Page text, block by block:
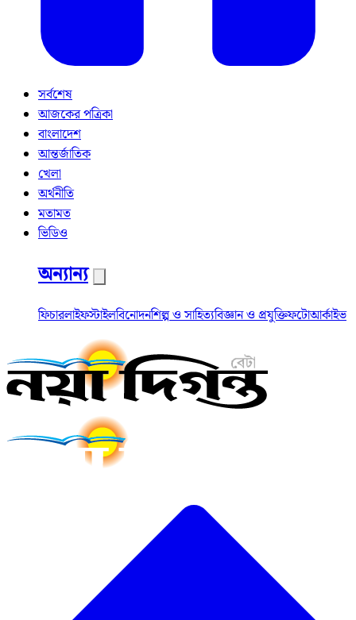
সর্বশেষ
আজকের পত্রিকা
বাংলাদেশ
আন্তর্জাতিক
খেলা
অর্থনীতি
মতামত
ভিডিও
অন্যান্য
ফিচারলাইফস্টাইলবিনোদনশিল্প ও সাহিত্যবিজ্ঞান ও প্রযুক্তিফটোআর্কাইভ